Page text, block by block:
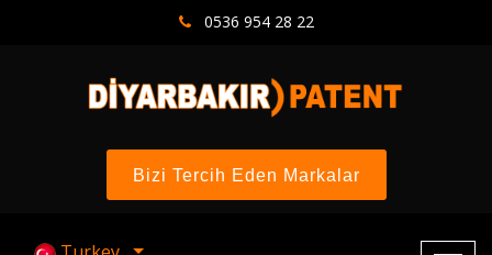
0536 954 28 22
Bizi Tercih Eden Markalar